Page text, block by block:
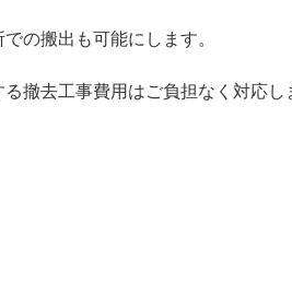
の搬出も可能にします。
撤去工事費用はご負担なく対応し